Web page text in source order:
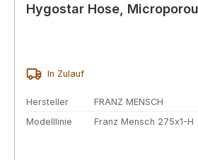
Hygostar Hose,
In Zulauf
Hersteller
FRANZ MENSCH
Modelllinie
Franz Mensch 275x1-H